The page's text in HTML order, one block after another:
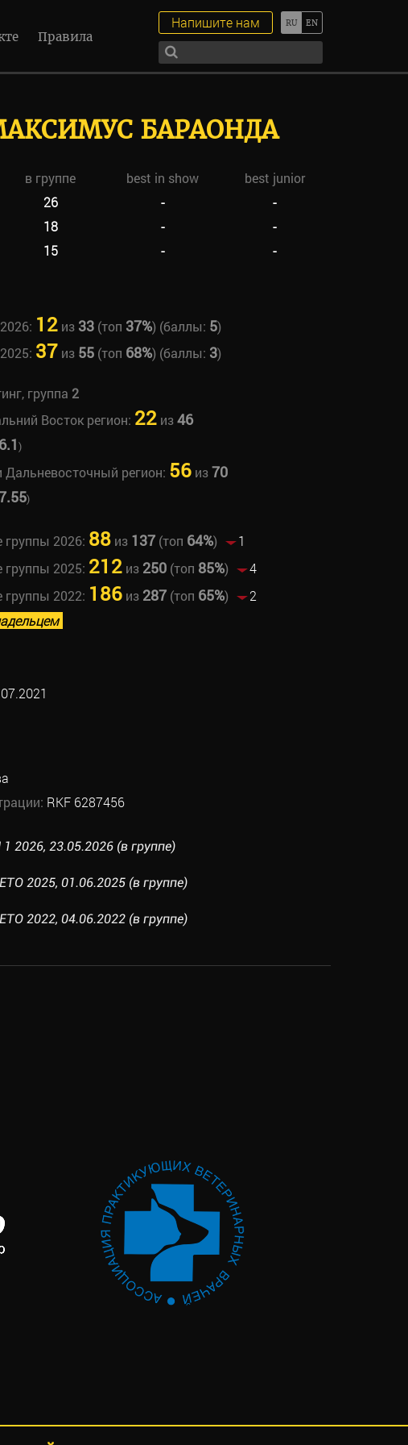
Правила
Напишите нам
БАРАОНДА
в группе best in show
best junior
26 -
-
18 -
-
15 - -
12из 33(топ 37%) (баллы: 5)
37 из 55(топ 68%) (баллы: 3)
группа 2
Восток регион: 22из46
)
Дальневосточный регион: 56из70
)
группы 2026: 88из 137(топ 64%)
1
группы 2025: 212из 250(топ 85%)
4
группы 2022: 186из 287(топ 65%)
2
RKF 6287456
2026, 23.05.2026 (в группе)
2025, 01.06.2025 (в группе)
2022, 04.06.2022 (в группе)